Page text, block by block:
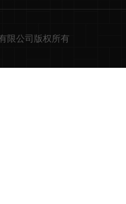
限公司版权所有